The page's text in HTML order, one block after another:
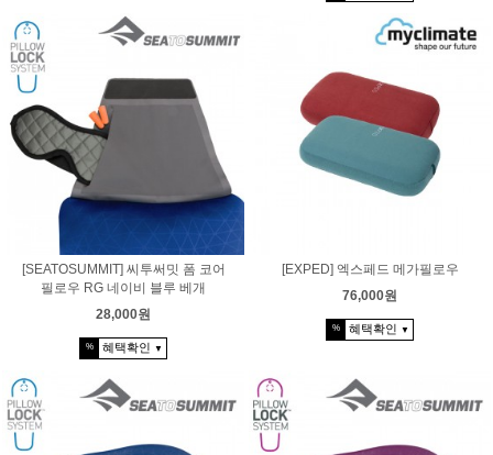
[SEATOSUMMIT] 씨투써밋 폼 코어
필로우 RG 네이비 블루 베개
28,000원
% 혜택확인 ▼
[EXPED] 엑스페드 메가필로우
76,000원
% 혜택확인 ▼